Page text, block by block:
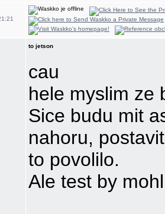
to jetson
cau
hele myslim ze
Sice budu mit
nahoru,
to povolilo.
Ale test by